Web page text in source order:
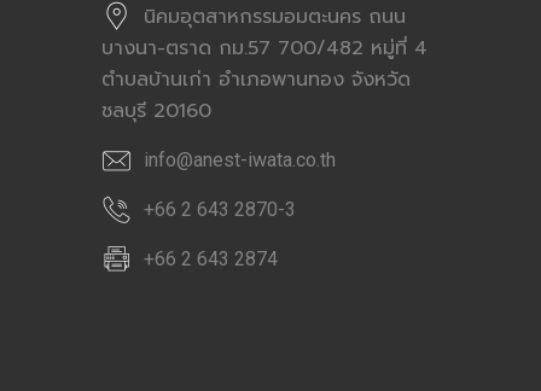
นิคมอุตสาหกรรมอมตะนคร ถนน
บางนา-ตราด กม.57 700/482 หมู่ที่ 4
ตำบลบ้านเก่า อำเภอพานทอง จังหวัด
ชลบุรี 20160
info@anest-iwata.co.th
+66 2 643 2870-3
+66 2 643 2874